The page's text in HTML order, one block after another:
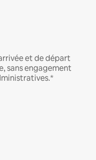
et de départ
sans engagement